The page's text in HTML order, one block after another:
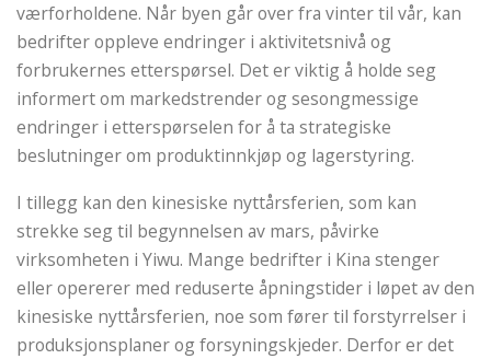
værforholdene. Når byen går over fra vinter til vår, kan
bedrifter oppleve endringer i aktivitetsnivå og
forbrukernes etterspørsel. Det er viktig å holde seg
informert om markedstrender og sesongmessige
endringer i etterspørselen for å ta strategiske
beslutninger om produktinnkjøp og lagerstyring.
I tillegg kan den kinesiske nyttårsferien, som kan
strekke seg til begynnelsen av mars, påvirke
virksomheten i Yiwu. Mange bedrifter i Kina stenger
eller opererer med reduserte åpningstider i løpet av den
kinesiske nyttårsferien, noe som fører til forstyrrelser i
produksjonsplaner og forsyningskjeder. Derfor er det